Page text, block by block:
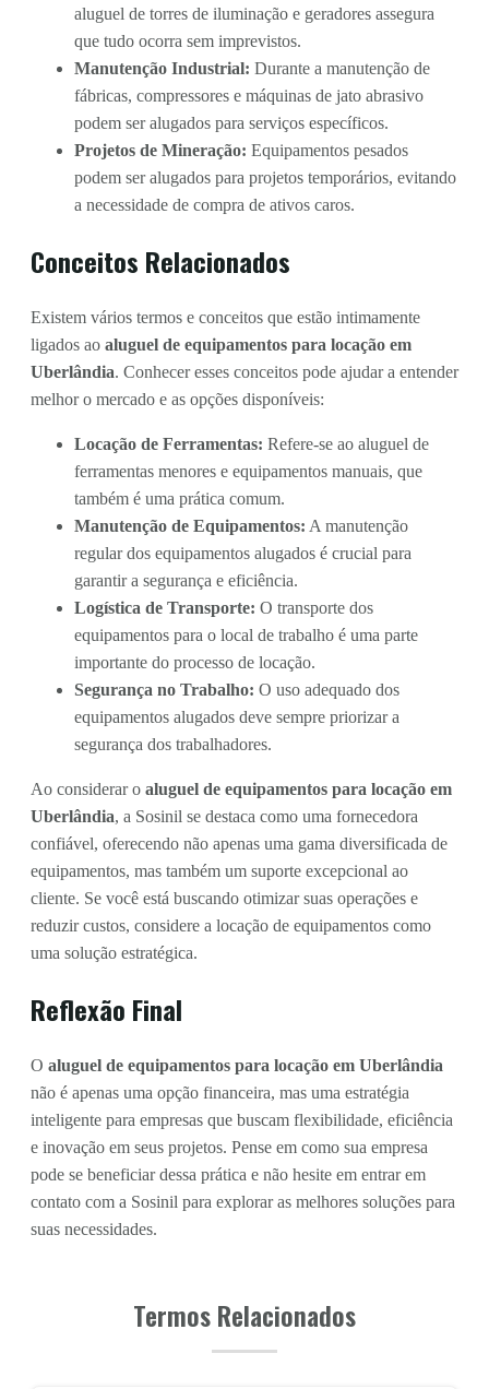
aluguel de torres de iluminação e geradores assegura
que tudo ocorra sem imprevistos.
Manutenção Industrial: Durante a manutenção de
fábricas, compressores e máquinas de jato abrasivo
podem ser alugados para serviços específicos.
Projetos de Mineração: Equipamentos pesados
podem ser alugados para projetos temporários, evitando
a necessidade de compra de ativos caros.
Conceitos Relacionados
Existem vários termos e conceitos que estão intimamente
ligados ao aluguel de equipamentos para locação em
Uberlândia. Conhecer esses conceitos pode ajudar a entender
melhor o mercado e as opções disponíveis:
Locação de Ferramentas: Refere-se ao aluguel de
ferramentas menores e equipamentos manuais, que
também é uma prática comum.
Manutenção de Equipamentos: A manutenção
regular dos equipamentos alugados é crucial para
garantir a segurança e eficiência.
Logística de Transporte: O transporte dos
equipamentos para o local de trabalho é uma parte
importante do processo de locação.
Segurança no Trabalho: O uso adequado dos
equipamentos alugados deve sempre priorizar a
segurança dos trabalhadores.
Ao considerar o aluguel de equipamentos para locação em
Uberlândia, a Sosinil se destaca como uma fornecedora
confiável, oferecendo não apenas uma gama diversificada de
equipamentos, mas também um suporte excepcional ao
cliente. Se você está buscando otimizar suas operações e
reduzir custos, considere a locação de equipamentos como
uma solução estratégica.
Reflexão Final
O aluguel de equipamentos para locação em Uberlândia
não é apenas uma opção financeira, mas uma estratégia
inteligente para empresas que buscam flexibilidade, eficiência
e inovação em seus projetos. Pense em como sua empresa
pode se beneficiar dessa prática e não hesite em entrar em
contato com a Sosinil para explorar as melhores soluções para
suas necessidades.
Termos Relacionados